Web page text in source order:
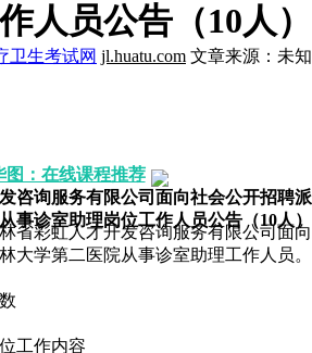
人员公告（10人）
卫生考试网 jl.huatu.com 文章来源：未知
图：在线课程推荐
咨询服务有限公司面向社会公开招聘派
事诊室助理岗位工作人员公告（10人）
彩虹人才开发咨询服务有限公司面向
大学第二医院从事诊室助理工作人员。
工作内容